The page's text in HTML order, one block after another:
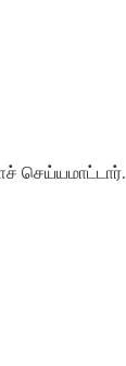
செய்யமாட்டார்.